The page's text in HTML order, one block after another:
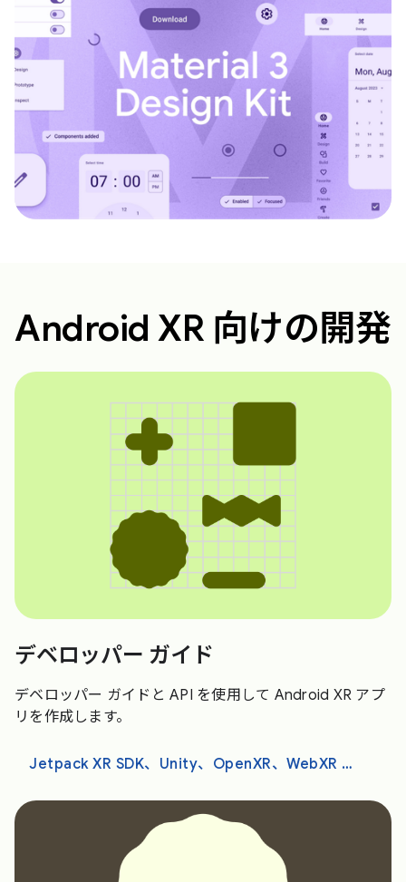
Android XR 向けの開発
デベロッパー ガイド
デベロッパー ガイドと API を使用して Android XR アプ
リを作成します。
Jetpack XR SDK、Unity、OpenXR、WebXR で開発する